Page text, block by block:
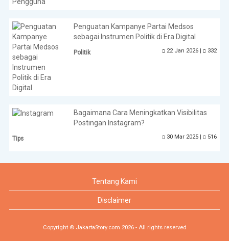
Penguatan Kampanye Partai Medsos
sebagai Instrumen Politik di Era Digital
Politik 22 Jan 2026 | 332
Bagaimana Cara Meningkatkan Visibilitas
Postingan Instagram?
Tips 30 Mar 2025 | 516
Tentang Kami
Disclaimer
Copyright © JakartaStory.com 2026 - All rights reserved